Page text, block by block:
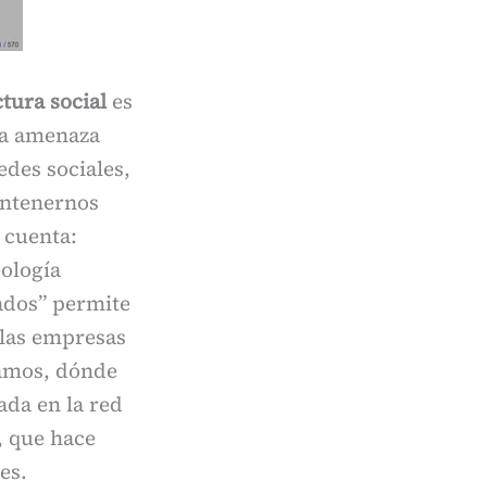
sociales
amenaza
sociales,
permite
empresas
dónde
en la red
hace